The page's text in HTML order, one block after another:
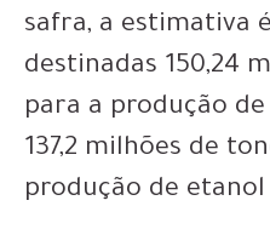
safra, a estimativa
destinadas 150,24
para a produção de
137,2 milhões de
produção de etanol